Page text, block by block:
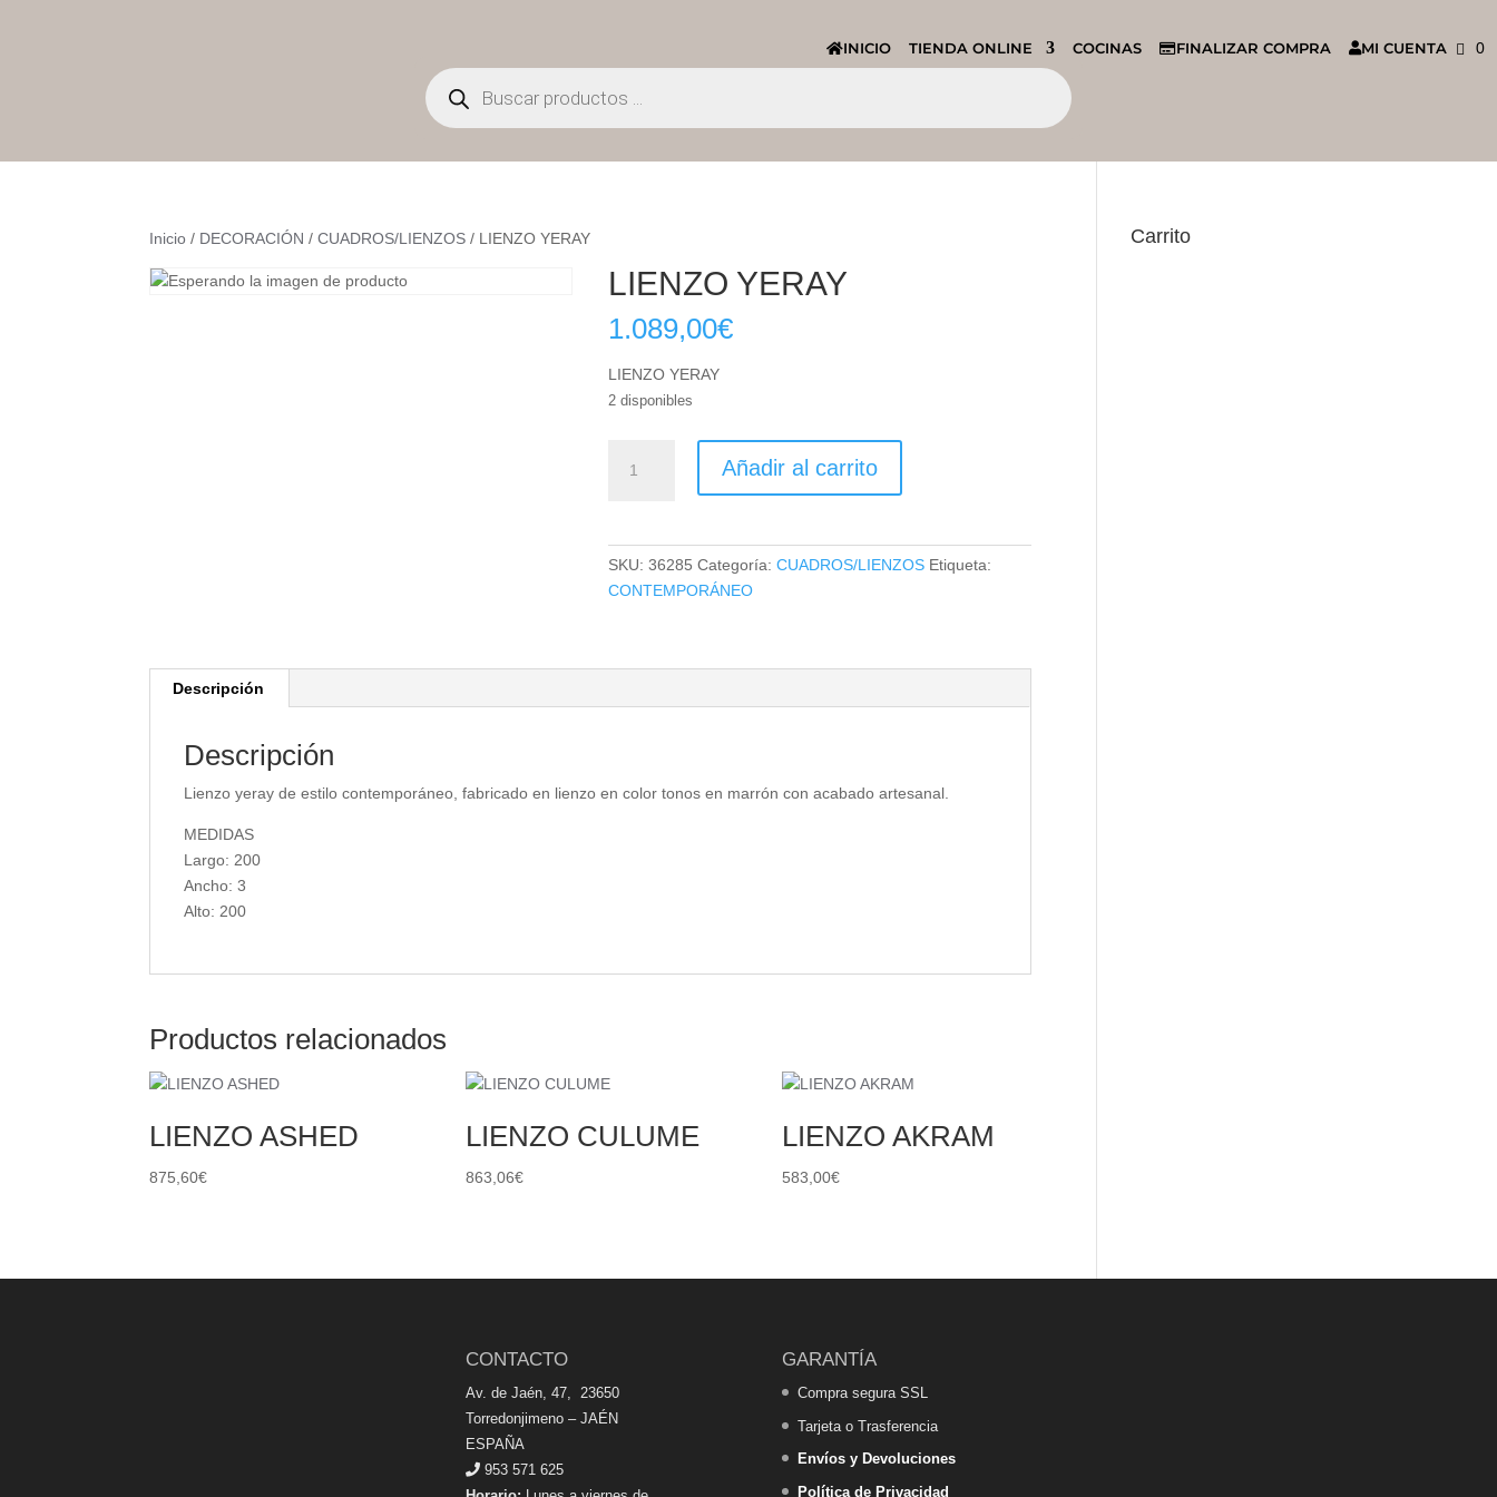
INICIO TIENDA ONLINE COCINAS FINALIZAR COMPRA MI CUENTA
0
Búsqueda
de
productos
Inicio / DECORACIÓN /CUADROS/LIENZOS / LIENZO YERAY
LIENZO YERAY
1.089,00€
LIENZO YERAY
2 disponibles
YERAY
Añadir al carrito
SKU:36285 Categoría:CUADROS/LIENZOS Etiqueta:
CONTEMPORÁNEO
Descripción
Descripción
Lienzo yeray de estilo contemporáneo, fabricado en lienzo en color tonos en marrón con acabado artesanal.
MEDIDAS
Largo: 200
Ancho: 3
Alto: 200
Productos relacionados
LIENZO ASHED
875,60€
LIENZO CULUME
863,06€
LIENZO AKRAM
583,00€
Carrito
CONTACTO
Av. de Jaén, 47, 23650
Torredonjimeno – JAÉN
ESPAÑA
953 571 625
GARANTÍA
Compra segura SSL
Tarjeta o Trasferencia
Envíos y Devoluciones
Política de Privacidad